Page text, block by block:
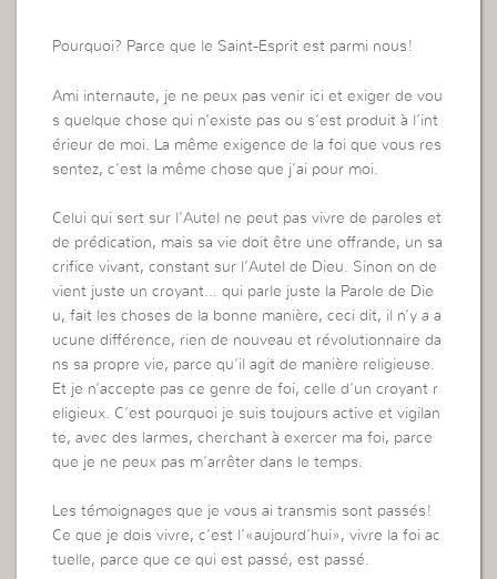
Pourquoi? Parce que le Saint-Esprit est parmi nous!
Ami internaute, je ne peux pas venir ici et exiger de vou
s quelque chose qui n’existe pas ou s’est produit à l’int
érieur de moi. La même exigence de la foi que vous res
sentez, c’est la même chose que j’ai pour moi.
Celui qui sert sur l’Autel ne peut pas vivre de paroles et
de prédication, mais sa vie doit être une offrande, un sa
crifice vivant, constant sur l’Autel de Dieu. Sinon on de
vient juste un croyant… qui parle juste la Parole de Die
u, fait les choses de la bonne manière, ceci dit, il n’y a a
ucune différence, rien de nouveau et révolutionnaire da
ns sa propre vie, parce qu’il agit de manière religieuse.
Et je n’accepte pas ce genre de foi, celle d’un croyant r
eligieux. C’est pourquoi je suis toujours active et vigilan
te, avec des larmes, cherchant à exercer ma foi, parce
que je ne peux pas m’arrêter dans le temps.
Les témoignages que je vous ai transmis sont passés!
Ce que je dois vivre, c’est l’«aujourd’hui», vivre la foi ac
tuelle, parce que ce qui est passé, est passé.